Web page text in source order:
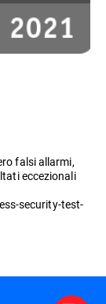
falsi allarmi,
eccezionali
security-test-